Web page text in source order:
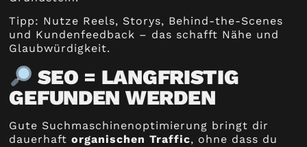
Tipp: Nutze Reels, Storys, Behind-the-Scenes
und Kundenfeedback – das schafft Nähe und
Glaubwürdigkeit.
SEO = LANGFRISTIG
GEFUNDEN WERDEN
Gute Suchmaschinenoptimierung bringt dir
dauerhaftorganischen Traffic, ohne dass du